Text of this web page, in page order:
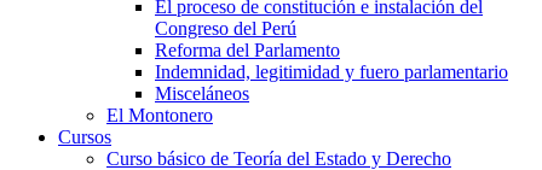
El proceso de constitución e instalación del
Congreso del Perú
Reforma del Parlamento
Indemnidad, legitimidad y fuero parlamentario
Misceláneos
El Montonero
Cursos
Curso básico de Teoría del Estado y Derecho